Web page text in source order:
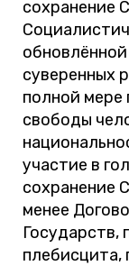
сохранение
суверенных
полной мере
свободы
участие в
сохранение
менее
Государств,
плебисцита,